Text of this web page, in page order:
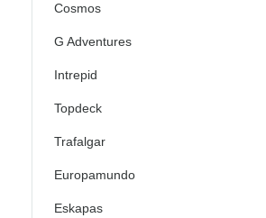
Cosmos
G Adventures
Intrepid
Topdeck
Trafalgar
Europamundo
Eskapas